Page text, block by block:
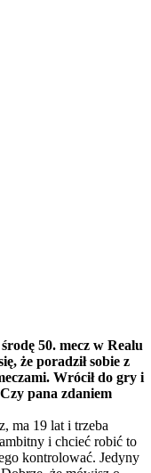
50. mecz w Realu
że poradził sobie z
Wrócił do gry i
pana zdaniem
ma 19 lat i trzeba
i chcieć robić to
kontrolować. Jedyny